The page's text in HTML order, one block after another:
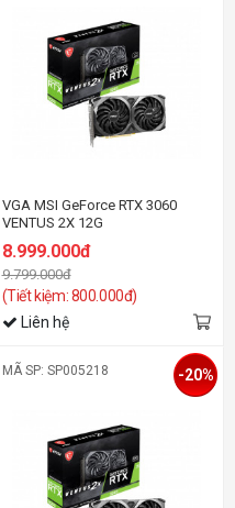
VGA MSI GeForce RTX 3060
VENTUS 2X 12G
8.999.000đ
9.799.000đ
(Tiết kiệm: 800.000đ)
Liên hệ
MÃ SP: SP005218 -20%